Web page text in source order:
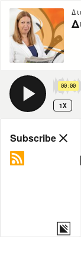
00:00
1X
Share
MORE OPTIONS
Subscribe